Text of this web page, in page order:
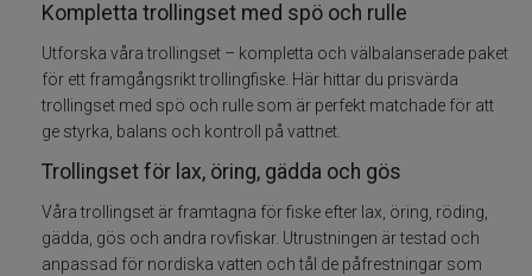
Flugfiskeset
Havsfiskeset
Trollingset
Spinnfiskeset
Kompletta trollingset med spö och rulle
Utforska våra trollingset – kompletta och välbalanserade paket
för ett framgångsrikt trollingfiske. Här hittar du prisvärda
trollingset med spö och rulle som är perfekt matchade för att
ge styrka, balans och kontroll på vattnet.
Trollingset för lax, öring, gädda och gös
Våra trollingset är framtagna för fiske efter lax, öring, röding,
gädda, gös och andra rovfiskar. Utrustningen är testad och
anpassad för nordiska vatten och tål de påfrestningar som